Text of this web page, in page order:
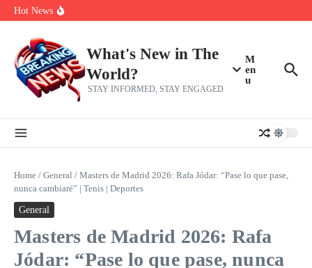
Skip to content
Hot News
After a trade deadline sell-off and a rousing road sweep, the 2026
What's New in The
World?
STAY INFORMED, STAY ENGAGED
M
en
u
Home / General / Masters de Madrid 2026: Rafa Jódar: “Pase lo que pase,
nunca cambiaré” | Tenis | Deportes
General
Masters de Madrid 2026: Rafa
Jódar: “Pase lo que pase, nunca